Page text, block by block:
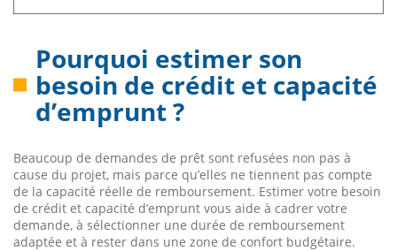
Pourquoi estimer son
besoin de crédit et capacité
d’emprunt ?
Beaucoup de demandes de prêt sont refusées non pas à
cause du projet, mais parce qu’elles ne tiennent pas compte
de la capacité réelle de remboursement. Estimer votre besoin
de crédit et capacité d’emprunt vous aide à cadrer votre
demande, à sélectionner une durée de remboursement
adaptée et à rester dans une zone de confort budgétaire.